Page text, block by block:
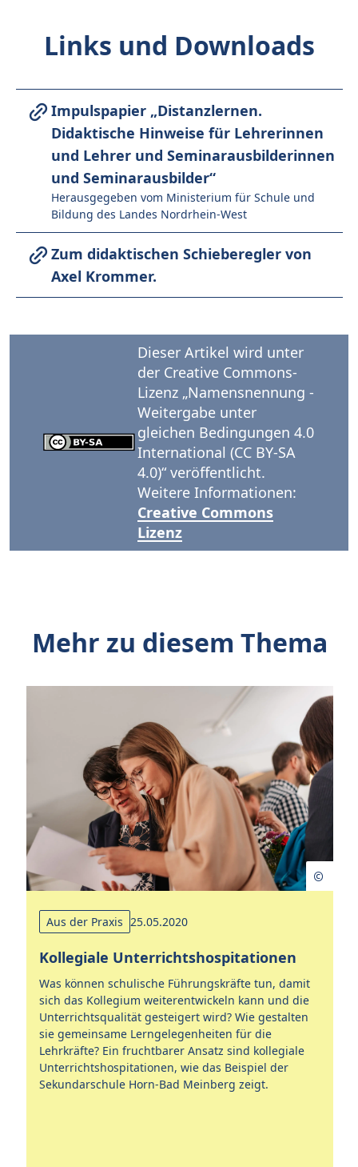
Links und Downloads
Impulspapier „Distanzlernen.
Didaktische Hinweise für Lehrerinnen
und Lehrer und Seminarausbilderinnen
und Seminarausbilder“
Herausgegeben vom Ministerium für Schule und
Bildung des Landes Nordrhein-West
Zum didaktischen Schieberegler von
Axel Krommer.
Dieser Artikel wird unter
der Creative Commons-
Lizenz „Namensnennung -
Weitergabe unter
gleichen Bedingungen 4.0
International (CC BY-SA
4.0)“ veröffentlicht.
Weitere Informationen:
Creative Commons
Lizenz
Mehr zu diesem Thema
Aus der Praxis 25.05.2020
Kollegiale Unterrichtshospitationen
Was können schulische Führungskräfte tun, damit
sich das Kollegium weiterentwickeln kann und die
Unterrichtsqualität gesteigert wird? Wie gestalten
sie gemeinsame Lerngelegenheiten für die
Lehrkräfte? Ein fruchtbarer Ansatz sind kollegiale
Unterrichtshospitationen, wie das Beispiel der
Sekundarschule Horn-Bad Meinberg zeigt.